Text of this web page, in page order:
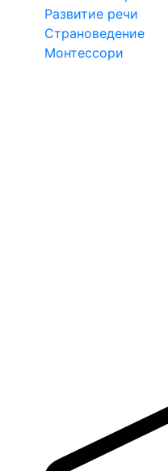
Развитие речи
Страноведение
Монтессори